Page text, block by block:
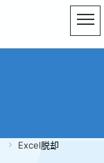
Excel脱却